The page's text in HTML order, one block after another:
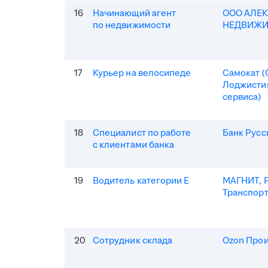
16
Начинающий агент
по недвижимости
ООО
17 Курьер на велосипеде
Самокат
сервиса)
18
Специалист по работе
с клиентами банка
Банк
19 Водитель категории Е
МАГНИТ,
Транспорт
20 Сотрудник склада Ozon